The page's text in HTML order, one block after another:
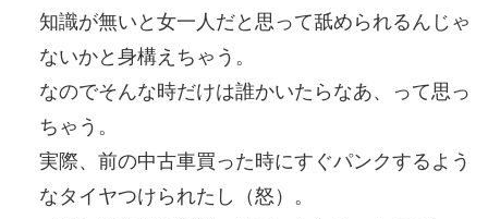
知識が無いと女一人だと思って舐められるんじゃ
ないかと身構えちゃう。
なのでそんな時だけは誰かいたらなあ、って思っ
ちゃう。
実際、前の中古車買った時にすぐパンクするよう
なタイヤつけられたし（怒）。